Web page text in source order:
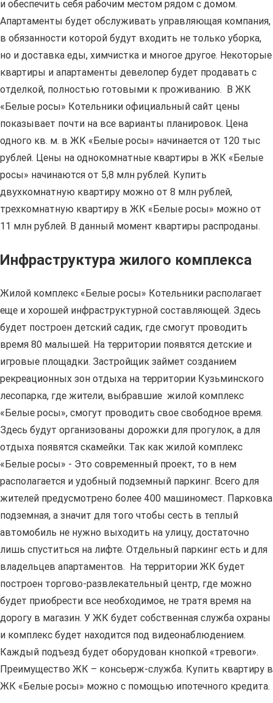
и обеспечить себя рабочим местом рядом с домом.
Апартаменты будет обслуживать управляющая компания,
в обязанности которой будут входить не только уборка,
но и доставка еды, химчистка и многое другое. Некоторые
квартиры и апартаменты девелопер будет продавать с
отделкой, полностью готовыми к проживанию. В ЖК
«Белые росы» Котельники официальный сайт цены
показывает почти на все варианты планировок. Цена
одного кв. м. в ЖК «Белые росы» начинается от 120 тыс
рублей. Цены на однокомнатные квартиры в ЖК «Белые
росы» начинаются от 5,8 млн рублей. Купить
двухкомнатную квартиру можно от 8 млн рублей,
трехкомнатную квартиру в ЖК «Белые росы» можно от
11 млн рублей. В данный момент квартиры распроданы.
Инфраструктура жилого комплекса
Жилой комплекс «Белые росы» Котельники располагает
еще и хорошей инфраструктурной составляющей. Здесь
будет построен детский садик, где смогут проводить
время 80 малышей. На территории появятся детские и
игровые площадки. Застройщик займет созданием
рекреационных зон отдыха на территории Кузьминского
лесопарка, где жители, выбравшие жилой комплекс
«Белые росы», смогут проводить свое свободное время.
Здесь будут организованы дорожки для прогулок, а для
отдыха появятся скамейки. Так как жилой комплекс
«Белые росы» - Это современный проект, то в нем
располагается и удобный подземный паркинг. Всего для
жителей предусмотрено более 400 машиномест. Парковка
подземная, а значит для того чтобы сесть в теплый
автомобиль не нужно выходить на улицу, достаточно
лишь спуститься на лифте. Отдельный паркинг есть и для
владельцев апартаментов. На территории ЖК будет
построен торгово-развлекательный центр, где можно
будет приобрести все необходимое, не тратя время на
дорогу в магазин. У ЖК будет собственная служба охраны
и комплекс будет находится под видеонаблюдением.
Каждый подъезд будет оборудован кнопкой «тревоги».
Преимущество ЖК – консьерж-служба. Купить квартиру в
ЖК «Белые росы» можно с помощью ипотечного кредита.